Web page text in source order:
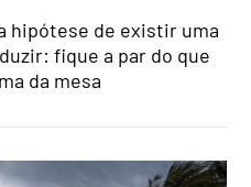
hipótese de existir uma
fique a par do que
da mesa